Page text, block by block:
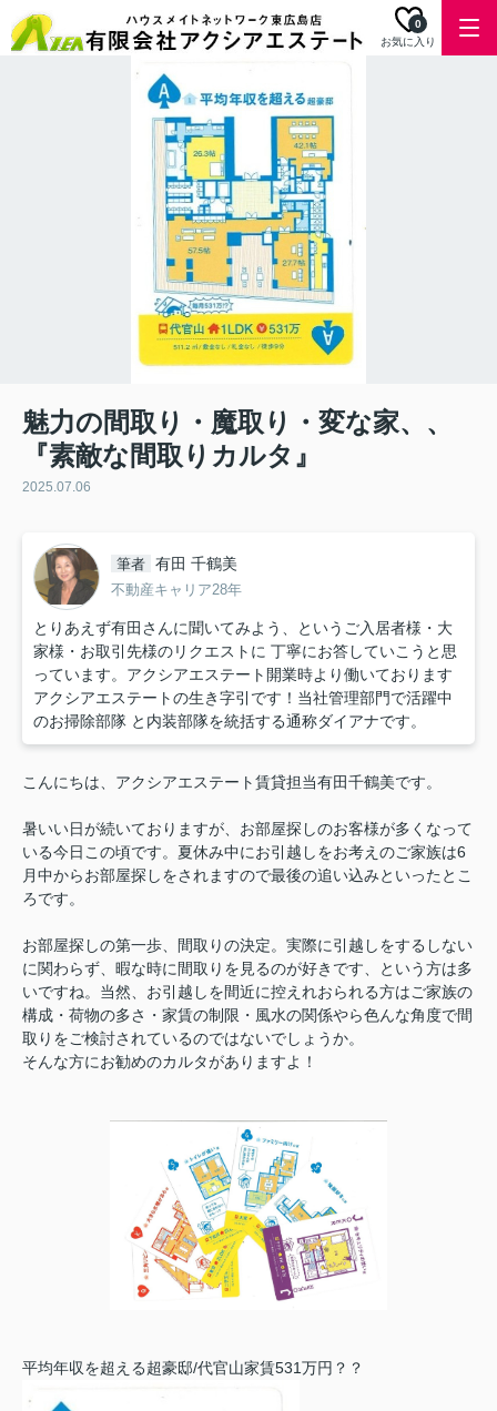
お気に入り
0
魅力の間取り・魔取り・変な家、、
『素敵な間取りカルタ』
2025.07.06
筆者 有田 千鶴美
不動産キャリア28年
とりあえず有田さんに聞いてみよう、というご入居者様・大
家様・お取引先様のリクエストに 丁寧にお答していこうと思
っています。アクシアエステート開業時より働いております
アクシアエステートの生き字引です！当社管理部門で活躍中
のお掃除部隊 と内装部隊を統括する通称ダイアナです。
こんにちは、アクシアエステート賃貸担当有田千鶴美です。
暑いい日が続いておりますが、お部屋探しのお客様が多くなって
いる今日この頃です。夏休み中にお引越しをお考えのご家族は6
月中からお部屋探しをされますので最後の追い込みといったとこ
ろです。
お部屋探しの第一歩、間取りの決定。実際に引越しをするしない
に関わらず、暇な時に間取りを見るのが好きです、という方は多
いですね。当然、お引越しを間近に控えれおられる方はご家族の
構成・荷物の多さ・家賃の制限・風水の関係やら色んな角度で間
取りをご検討されているのではないでしょうか。
そんな方にお勧めのカルタがありますよ！
平均年収を超える超豪邸/代官山家賃531万円？？